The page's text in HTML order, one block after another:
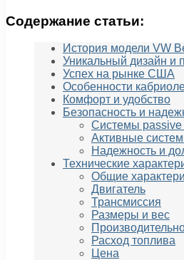
Содержание статьи:
История модели VW
Уникальный дизайн и
Успех на рынке США
Особенности
Комфорт и удобство
Безопасность и
Системы passivе
Активные
Надежность и
Технические
Общие
Двигатель
Трансмиссия
Размеры и вес
Расход топлива
Цена